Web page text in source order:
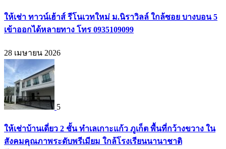
ให้เช่า ทาวน์เฮ้าส์ รีโนเวทใหม่ ม.นิราวิลล์ ใกล้ซอย บางบอน 5
เข้าออกได้หลายทาง โทร 0935109099
28 เมษายน 2026
5
ให้เช่าบ้านเดี่ยว 2 ชั้น ทำเลเกาะแก้ว ภูเก็ต พื้นที่กว้างขวาง ใน
สังคมคุณภาพระดับพรีเมียม ใกล้โรงเรียนนานาชาติ